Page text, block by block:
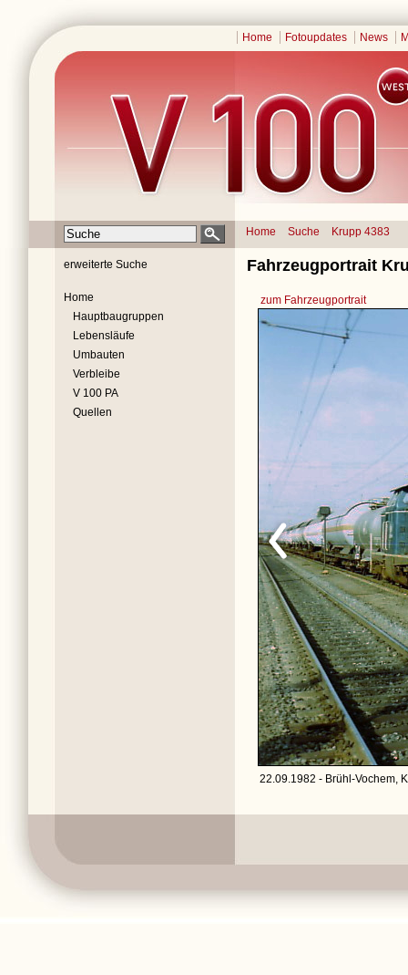
Home Fotoupdates News
Home Suche Krupp 4383
erweiterte Suche
Home
Hauptbaugruppen
Lebensläufe
Umbauten
Verbleibe
V 100 PA
Quellen
Fahrzeugportrait
zum Fahrzeugportrait
22.09.1982 - Brühl-Vochem,